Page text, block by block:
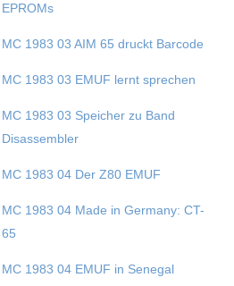
EPROMs
MC 1983 03 AIM 65 druckt Barcode
MC 1983 03 EMUF lernt sprechen
MC 1983 03 Speicher zu Band
Disassembler
MC 1983 04 Der Z80 EMUF
MC 1983 04 Made in Germany: CT-
65
MC 1983 04 EMUF in Senegal